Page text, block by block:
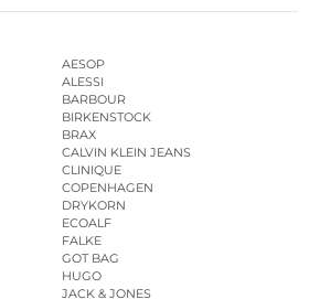
AESOP
ALESSI
BARBOUR
BIRKENSTOCK
BRAX
CALVIN KLEIN JEANS
CLINIQUE
COPENHAGEN
DRYKORN
ECOALF
FALKE
GOT BAG
HUGO
JACK & JONES